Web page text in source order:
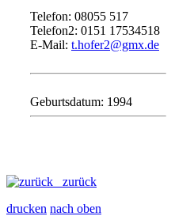
Telefon: 08055 517
Telefon2: 0151 17534518
E-Mail: t.hofer2@gmx.de
Geburtsdatum: 1994
zurück
drucken nach oben